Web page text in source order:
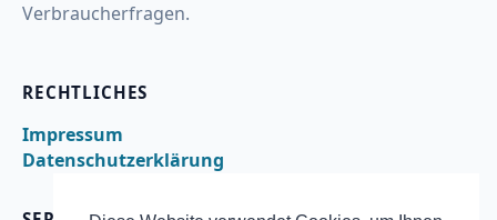
Verbraucherfragen.
RECHTLICHES
Impressum
Datenschutzerklärung